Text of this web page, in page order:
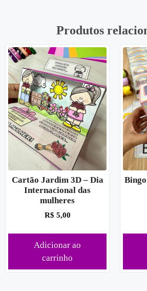
Produtos
Cartão Jardim 3D – Dia
Internacional das
mulheres
R$ 5,00
Adicionar ao
carrinho